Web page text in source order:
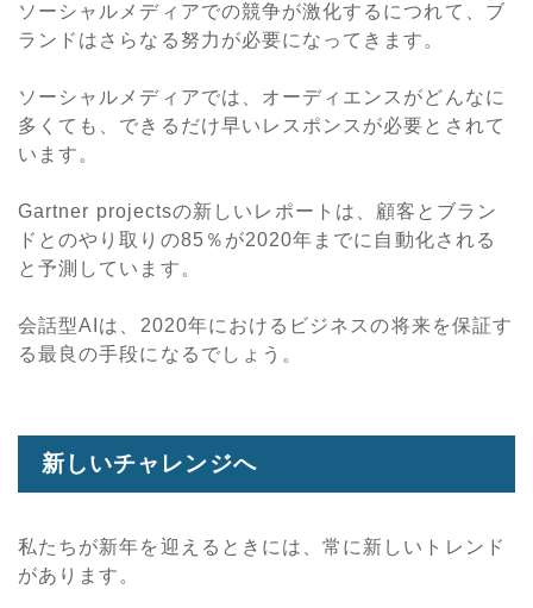
ソーシャルメディアでの競争が激化するにつれて、ブ
ランドはさらなる努力が必要になってきます。
ソーシャルメディアでは、オーディエンスがどんなに
多くても、できるだけ早いレスポンスが必要とされて
います。
Gartner projectsの新しいレポートは、顧客とブラン
ドとのやり取りの85％が2020年までに自動化される
と予測しています。
会話型AIは、2020年におけるビジネスの将来を保証す
る最良の手段になるでしょう。
新しいチャレンジへ
私たちが新年を迎えるときには、常に新しいトレンド
があります。